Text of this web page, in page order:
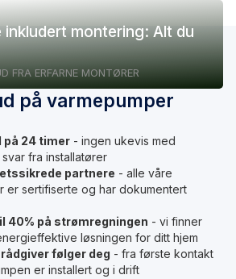
inkludert montering: Alt du
FRA ERFARNE MONTØRER
på varmepumper
på 24 timer - ingen ukevis med
fra installatører
partnere - alle våre
er sertifiserte og har dokumentert
40% på strømregningen - vi finner
løsningen for ditt hjem
følger deg - fra første kontakt
er installert og i drift